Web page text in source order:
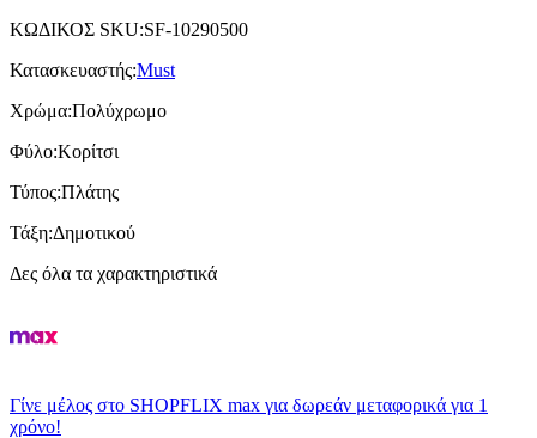
ΚΩΔΙΚΟΣ SKU:SF-10290500
Κατασκευαστής:Must
Χρώμα:Πολύχρωμο
Φύλο:Κορίτσι
Τύπος:Πλάτης
Τάξη:Δημοτικού
Δες όλα τα χαρακτηριστικά
Γίνε μέλος στο SHOPFLIX max για δωρεάν μεταφορικά για 1
χρόνο!